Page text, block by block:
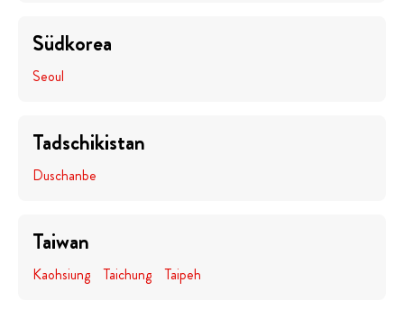
Südkorea
Seoul
Tadschikistan
Duschanbe
Taiwan
Kaohsiung Taichung Taipeh